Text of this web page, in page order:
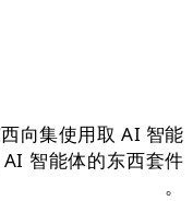
向集使用取 AI 智能
智能体的东西套件